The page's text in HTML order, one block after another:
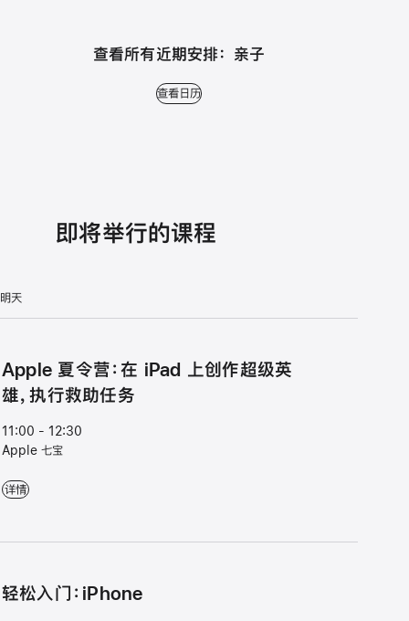
查看所有近期安排： 亲子
查看日历
即将举行的课程
明天
Apple 夏令营：在 iPad 上创作超级英
雄，执行救助任务
11:00 - 12:30
Apple 七宝
Apple 夏令营：在 iPad 上创作超级英雄，执行救助任务 - 11:00 - 12:30 -
详情
轻松入门：iPhone